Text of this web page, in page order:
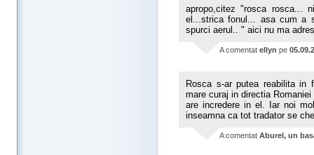
apropo,citez "rosca rosca...
el...strica fonul... asa cum a
spurci aerul.. " aici nu ma
A comentat ellyn pe
Rosca s-ar putea reabilita in
mare curaj in directia
are incredere in el. Iar noi
inseamna ca tot tradator se
A comentat Aburel, un